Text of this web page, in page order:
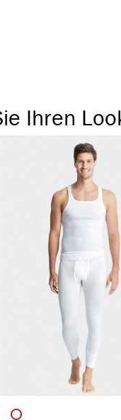
Ihren